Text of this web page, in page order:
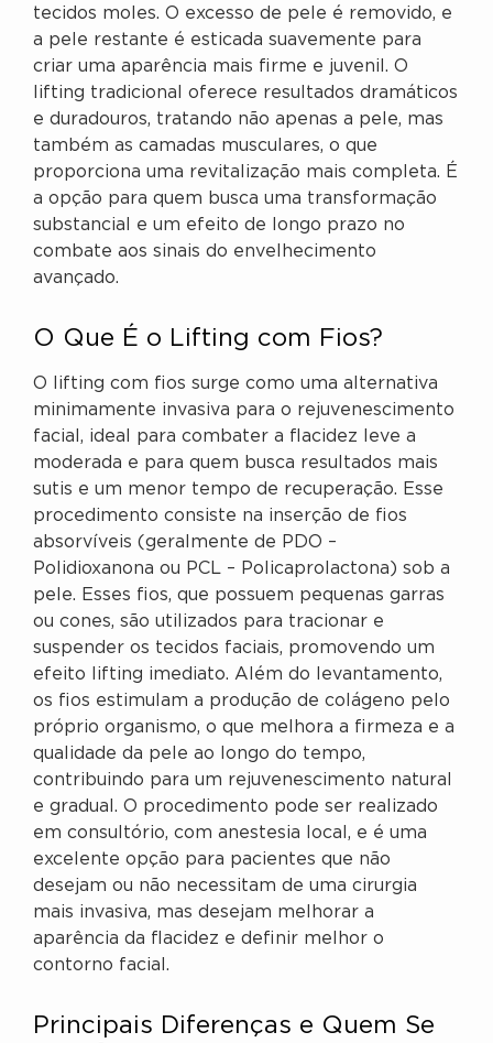
tecidos moles. O excesso de pele é removido, e
a pele restante é esticada suavemente para
criar uma aparência mais firme e juvenil. O
lifting tradicional oferece resultados dramáticos
e duradouros, tratando não apenas a pele, mas
também as camadas musculares, o que
proporciona uma revitalização mais completa. É
a opção para quem busca uma transformação
substancial e um efeito de longo prazo no
combate aos sinais do envelhecimento
avançado.
O Que É o Lifting com Fios?
O lifting com fios surge como uma alternativa
minimamente invasiva para o rejuvenescimento
facial, ideal para combater a flacidez leve a
moderada e para quem busca resultados mais
sutis e um menor tempo de recuperação. Esse
procedimento consiste na inserção de fios
absorvíveis (geralmente de PDO –
Polidioxanona ou PCL – Policaprolactona) sob a
pele. Esses fios, que possuem pequenas garras
ou cones, são utilizados para tracionar e
suspender os tecidos faciais, promovendo um
efeito lifting imediato. Além do levantamento,
os fios estimulam a produção de colágeno pelo
próprio organismo, o que melhora a firmeza e a
qualidade da pele ao longo do tempo,
contribuindo para um rejuvenescimento natural
e gradual. O procedimento pode ser realizado
em consultório, com anestesia local, e é uma
excelente opção para pacientes que não
desejam ou não necessitam de uma cirurgia
mais invasiva, mas desejam melhorar a
aparência da flacidez e definir melhor o
contorno facial.
Principais Diferenças e Quem Se